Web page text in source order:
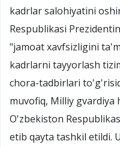
kadrlar salohiyatini
Respublikasi
"jamoat xavfsizligini
kadrlarni tayyorlash
chora-tadbirlari
muvofiq, Milliy
O'zbekiston
etib qayta tashkil etildi.